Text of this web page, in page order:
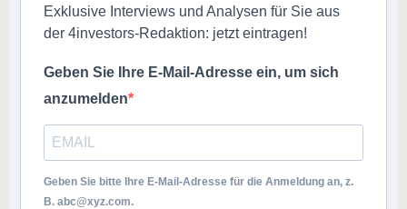
Exklusive Interviews und Analysen für Sie aus
der 4investors-Redaktion: jetzt eintragen!
Geben Sie Ihre E-Mail-Adresse ein, um sich
anzumelden
Geben Sie bitte Ihre E-Mail-Adresse für die Anmeldung an, z.
B. abc@xyz.com.